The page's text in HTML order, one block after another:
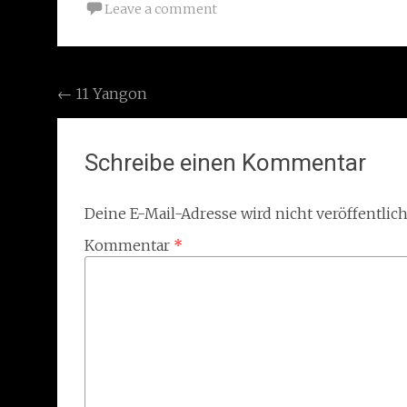
Leave a comment
Post
navigation
← 11 Yangon
Schreibe einen Kommentar
Deine E-Mail-Adresse wird nicht
Kommentar *